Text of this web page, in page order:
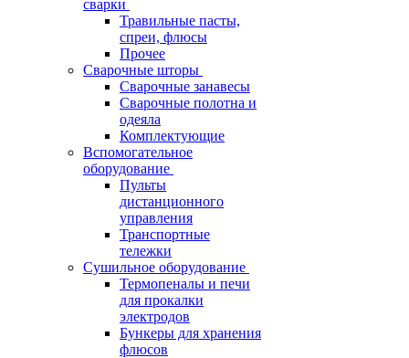
сварки
Травильные пасты,
спреи, флюсы
Прочее
Сварочные шторы
Сварочные занавесы
Сварочные полотна и
одеяла
Комплектующие
Вспомогательное
оборудование
Пульты
дистанционного
управления
Транспортные
тележки
Сушильное оборудование
Термопеналы и печи
для прокалки
электродов
Бункеры для хранения
флюсов